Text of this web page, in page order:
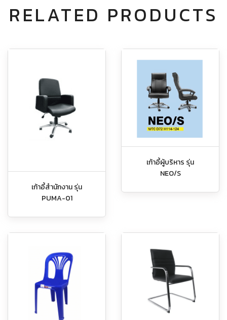
RELATED PRODUCTS
เก้าอี้สำนักงาน รุ่น
PUMA-01
เก้าอี้ผู้บริหาร รุ่น
NEO/S